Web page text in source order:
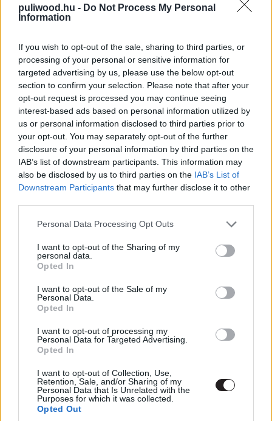
puliwood.hu - Do Not Process My Personal
Information
If you wish to opt-out of the sale, sharing to third parties, or
processing of your personal or sensitive information for
targeted advertising by us, please use the below opt-out
section to confirm your selection. Please note that after your
opt-out request is processed you may continue seeing
interest-based ads based on personal information utilized by
us or personal information disclosed to third parties prior to
your opt-out. You may separately opt-out of the further
disclosure of your personal information by third parties on the
IAB’s list of downstream participants. This information may
also be disclosed by us to third parties on the IAB’s List of
Downstream Participants that may further disclose it to other
Please note that this website/app uses one or more Google
not limited to your visit or usage behaviour. You may click to
grant or deny consent to Google and its third-party tags to
use your data for below specified purposes in below Google
consent section.
Personal Data Processing Opt Outs
I want to opt-out of the Sharing of my
personal data.
Opted In
I want to opt-out of the Sale of my
Personal Data.
Opted In
I want to opt-out of processing my
Personal Data for Targeted Advertising.
Opted In
I want to opt-out of Collection, Use,
Retention, Sale, and/or Sharing of my
Personal Data that Is Unrelated with the
Purposes for which it was collected.
Opted Out
kapna? Pláne úgy, hogy aSonic filmbenismételten
felfedezte mindenki magának Jim Carrey őrült sármját
az olvasottak alapján feltételezek).
A Morgan Creek (akik az Ace Ventura első, valamint
második részét is készítették) egy a Park Circus-szal
folytatott beszélgetésük során elejtették, hogy bizony
tervben van, hogy visszahozzák egy nagyjátékfilm
erejéig mindenki kedvenc állati nyomozóját.
Elmondásukból azt az információt szűrtük le, hogy a Jim
Carrey nevével fémjelzett film az Amazon égisze alatt
fog elkészülni és a forgatókönyvön a Sonic, a sündisznó
Tekintve, hogy mindkét film nagy sikert aratott annak